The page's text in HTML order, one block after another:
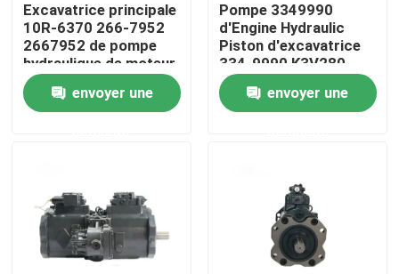
Contrôle de qualité
Contactez-nous
Demandez une citation
Excavatrice Spare Part
Excavatrice principale
10R-6370 266-7952
2667952 de pompe
hydraulique de moteur
envoyer une
Pompe 3349990
d'Engine Hydraulic
Piston d'excavatrice
334-9990 K3V280
envoyer une